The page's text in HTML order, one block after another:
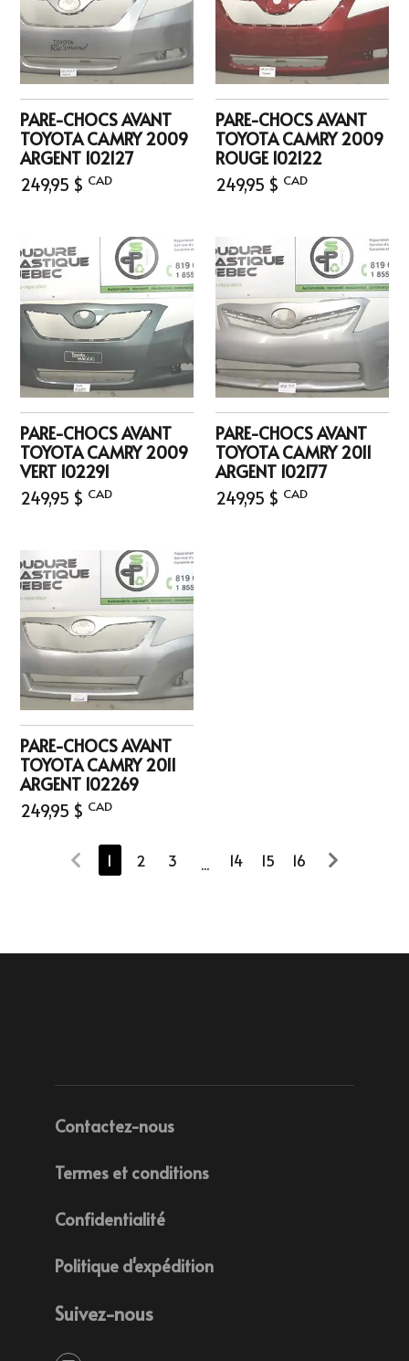
PARE-CHOCS AVANT
TOYOTA CAMRY 2009
ARGENT 102127
249,95 $ CAD
PARE-CHOCS AVANT
TOYOTA CAMRY 2009
ROUGE 102122
249,95 $ CAD
PARE-CHOCS AVANT
TOYOTA CAMRY 2009
VERT 102291
249,95 $ CAD
PARE-CHOCS AVANT
TOYOTA CAMRY 2011
ARGENT 102177
249,95 $ CAD
PARE-CHOCS AVANT
TOYOTA CAMRY 2011
ARGENT 102269
249,95 $ CAD
1 2 3 ... 14 15 16
Contactez-nous
Termes et conditions
Confidentialité
Politique d'expédition
Suivez-nous